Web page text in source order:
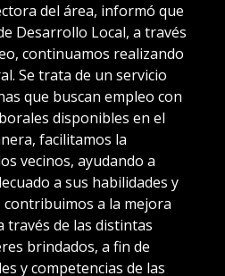
del área, informó que
Desarrollo Local, a través
continuamos realizando
Se trata de un servicio
que buscan empleo con
disponibles en el
facilitamos la
vecinos, ayudando a
a sus habilidades y
contribuimos a la mejora
través de las distintas
brindados, a fin de
y competencias de las